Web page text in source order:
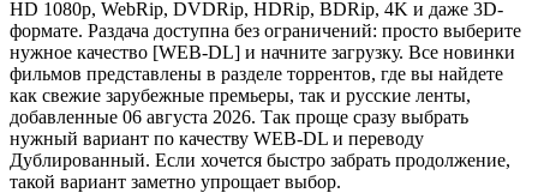
HD 1080p, WebRip, DVDRip, HDRip, BDRip, 4K и даже 3D-
формате. Раздача доступна без ограничений: просто выберите
нужное качество [WEB-DL] и начните загрузку. Все новинки
фильмов представлены в разделе торрентов, где вы найдете
как свежие зарубежные премьеры, так и русские ленты,
добавленные 06 августа 2026. Так проще сразу выбрать
нужный вариант по качеству WEB-DL и переводу
Дублированный. Если хочется быстро забрать продолжение,
такой вариант заметно упрощает выбор.